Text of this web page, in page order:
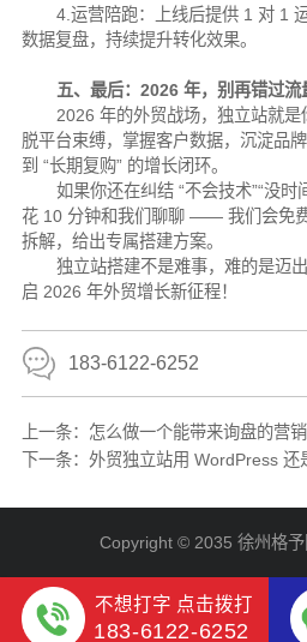
4.运营陪跑：上线后提供 1 对 1
数据复盘，持续提升转化效果。
五、最后：2026 年，别再错过流
2026 年的外贸战场，独立站就是
脱平台束缚，掌握客户数据，沉淀品
到 “长期复购” 的增长闭环。
如果你还在纠结 “不会技术”“没时
花 10 分钟和我们聊聊 —— 我们会免
拆解，给出专属搭建方案。
独立站搭建不是难事，难的是迈
启 2026 年外贸增长新征程！
183-6122-6252
上一条： 怎么做一个能带来询盘的营销
下一条： 外贸独立站用 WordPress
Copyright © 2035 徐州格予
不想打字 点击拨打
183-6122-6252